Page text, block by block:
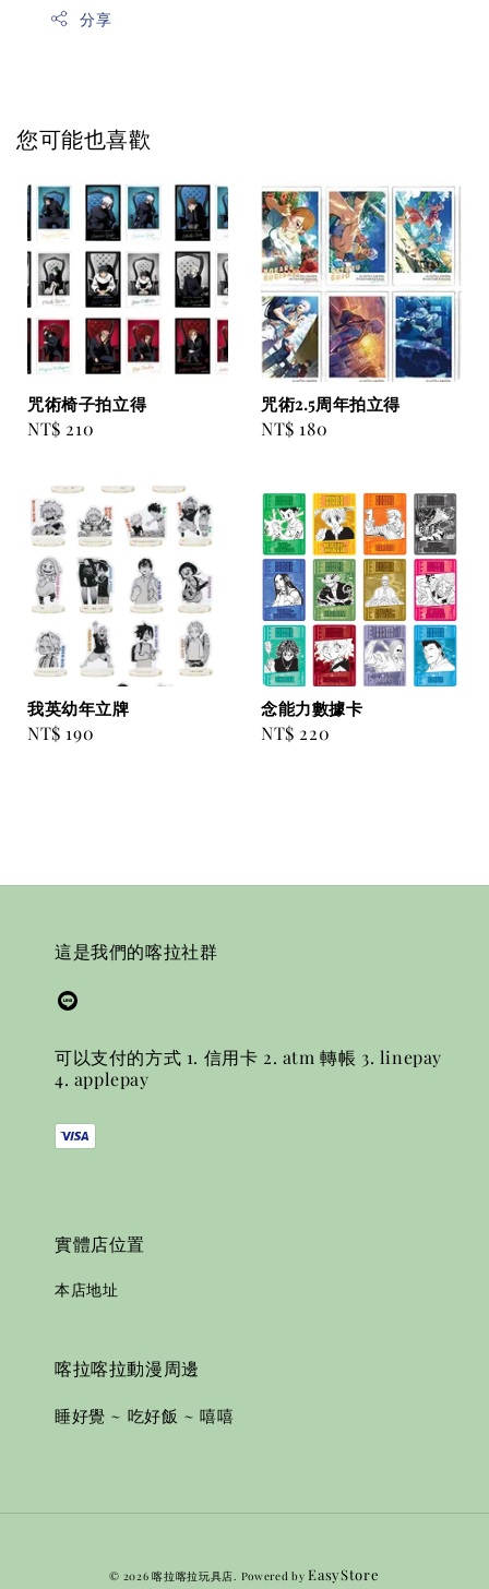
分享
您可能也喜歡
咒術椅子拍立得
Regular
NT$ 210
咒術2.5周年拍立得
Regular
NT$ 180
我英幼年立牌
Regular
NT$ 190
念能力數據卡
Regular
NT$ 220
這是我們的喀拉社群
可以支付的方式 1. 信用卡 2. atm 轉帳 3. linepay
4. applepay
實體店位置
本店地址
喀拉喀拉動漫周邊
睡好覺 ~ 吃好飯 ~ 嘻嘻
© 2026 喀拉喀拉玩具店. Powered by EasyStore